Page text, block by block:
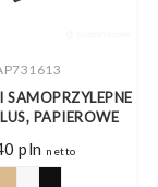
SAMOPRZYLEPNE
PAPIEROWE
pln netto